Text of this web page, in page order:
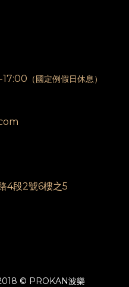
（國定例假日休息）
4段2號6樓之5
© PROKAN波樂